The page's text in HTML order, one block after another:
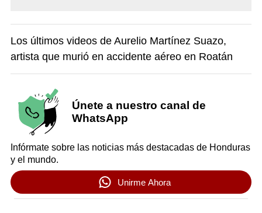
Los últimos videos de Aurelio Martínez Suazo,
artista que murió en accidente aéreo en Roatán
Únete a nuestro canal de
WhatsApp
Infórmate sobre las noticias más destacadas de Honduras
y el mundo.
Unirme Ahora